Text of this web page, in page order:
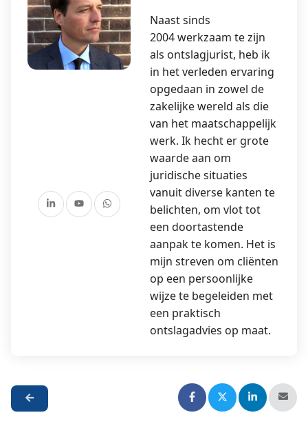
Naast sinds
2004 werkzaam te zijn
als ontslagjurist, heb ik
in het verleden ervaring
opgedaan in zowel de
zakelijke wereld als die
van het maatschappelijk
werk. Ik hecht er grote
waarde aan om
juridische situaties
vanuit diverse kanten te
belichten, om vlot tot
een doortastende
aanpak te komen. Het is
mijn streven om cliënten
op een persoonlijke
wijze te begeleiden met
een praktisch
ontslagadvies op maat.